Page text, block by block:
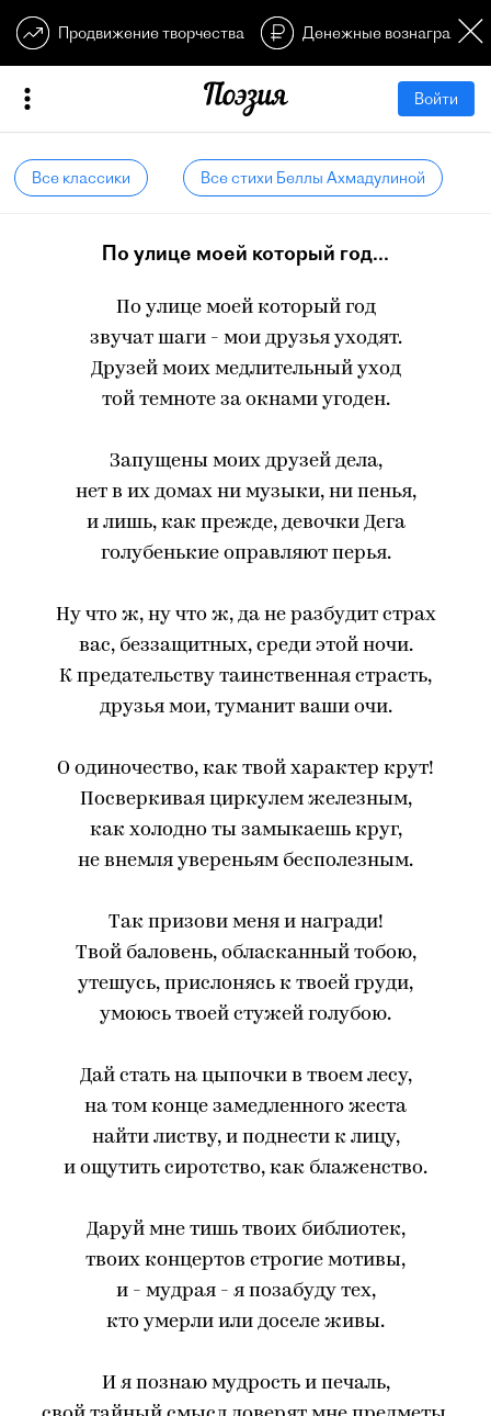
Продвижение творчества Денежные
Войти
Все классики Все стихи Беллы Ахмадулиной
По улице моей который год...
По улице моей который год
звучат шаги - мои друзья уходят.
Друзей моих медлительный уход
той темноте за окнами угоден.
Запущены моих друзей дела,
нет в их домах ни музыки, ни пенья,
и лишь, как прежде, девочки Дега
голубенькие оправляют перья.
Ну что ж, ну что ж, да не разбудит страх
вас, беззащитных, среди этой ночи.
К предательству таинственная страсть,
друзья мои, туманит ваши очи.
О одиночество, как твой характер крут!
Посверкивая циркулем железным,
как холодно ты замыкаешь круг,
не внемля увереньям бесполезным.
Так призови меня и награди!
Твой баловень, обласканный тобою,
утешусь, прислонясь к твоей груди,
умоюсь твоей стужей голубою.
Дай стать на цыпочки в твоем лесу,
на том конце замедленного жеста
найти листву, и поднести к лицу,
и ощутить сиротство, как блаженство.
Даруй мне тишь твоих библиотек,
твоих концертов строгие мотивы,
и - мудрая - я позабуду тех,
кто умерли или доселе живы.
И я познаю мудрость и печаль,